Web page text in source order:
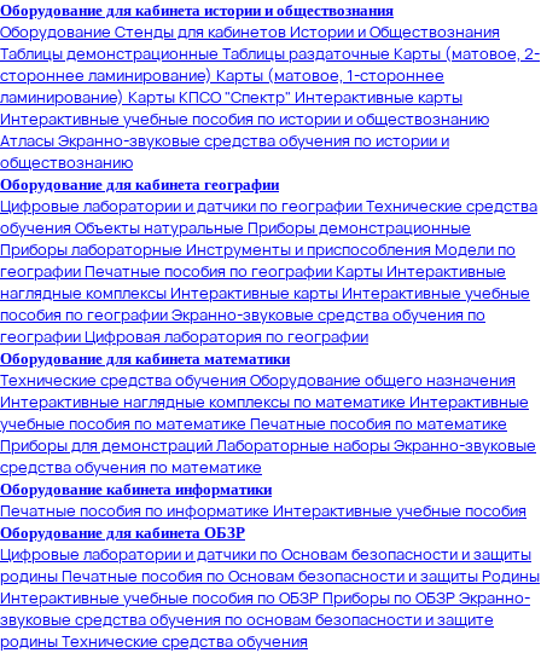
Оборудование для кабинета истории и обществознания
Оборудование Стенды для кабинетов Истории и Обществознания
Таблицы демонстрационные Таблицы раздаточные Карты (матовое, 2-
стороннее ламинирование) Карты (матовое, 1-стороннее
ламинирование) Карты КПСО "Спектр" Интерактивные карты
Интерактивные учебные пособия по истории и обществознанию
АтласыЭкранно-звуковые средства обучения по истории и
обществознанию
Оборудование для кабинета географии
Цифровые лаборатории и датчики по географииТехнические средства
обученияОбъекты натуральные Приборы демонстрационные
Приборы лабораторные Инструменты и приспособленияМодели по
географииПечатные пособия по географииКарты Интерактивные
наглядные комплексы Интерактивные карты Интерактивные учебные
пособия по географииЭкранно-звуковые средства обучения по
географииЦифровая лаборатория по географии
Оборудование для кабинета математики
Технические средства обученияОборудование общего назначения
Интерактивные наглядные комплексы по математике Интерактивные
учебные пособия по математике Печатные пособия по математике
Приборы для демонстрацийЛабораторные наборыЭкранно-звуковые
средства обучения по математике
Оборудование кабинета информатики
Печатные пособия по информатике Интерактивные учебные пособия
Оборудование для кабинета ОБЗР
Цифровые лаборатории и датчики по Основам безопасности и защиты
родиныПечатные пособия по Основам безопасности и защиты Родины
Интерактивные учебные пособия по ОБЗРПриборы по ОБЗРЭкранно-
звуковые средства обучения по основам безопасности и защите
родиныТехнические средства обучения